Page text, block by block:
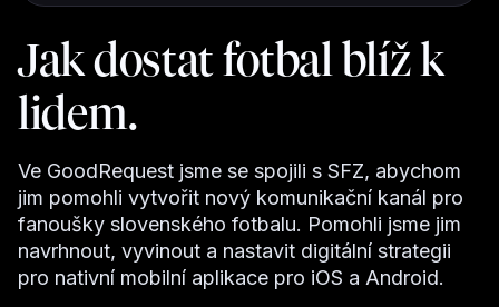
Jak dostat fotbal blíž k
lidem.
Ve GoodRequest jsme se spojili s SFZ, abychom
jim pomohli vytvořit nový komunikační kanál pro
fanoušky slovenského fotbalu. Pomohli jsme jim
navrhnout, vyvinout a nastavit digitální strategii
pro nativní mobilní aplikace pro iOS a Android.